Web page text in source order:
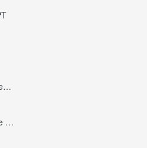
RoSeal – Augmented Roblox Experience
Eightify: AI YouTube Summary with ChatGPT